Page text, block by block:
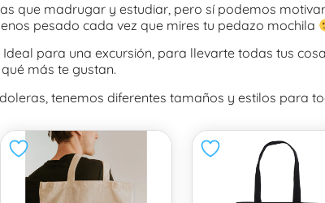
que madrugar y estudiar, pero sí podemos
pesado cada vez que mires tu pedazo mochila
para una excursión, para llevarte todas tus
más te gustan.
tenemos diferentes tamaños y estilos para